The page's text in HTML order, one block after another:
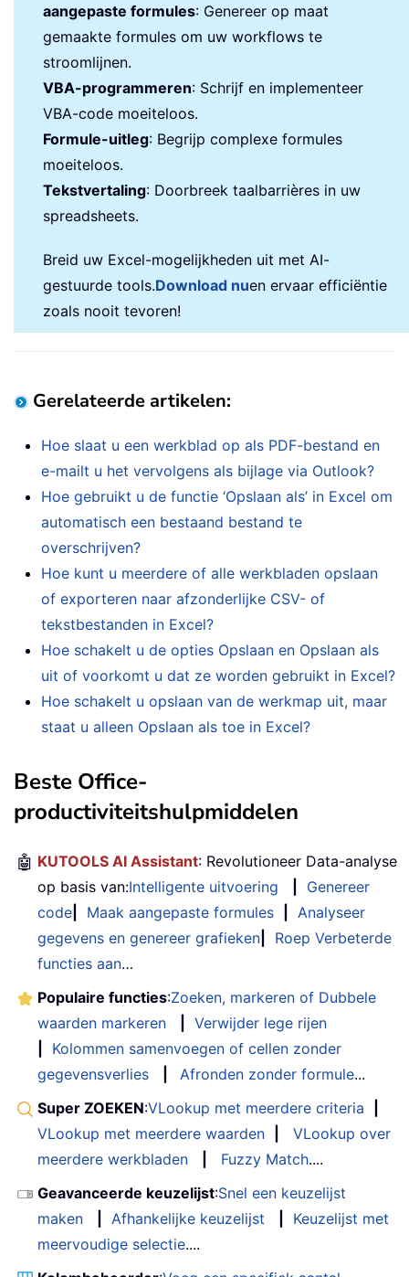
aangepaste formules: Genereer op maat
gemaakte formules om uw workflows te
stroomlijnen.
VBA-programmeren: Schrijf en implementeer
VBA-code moeiteloos.
Formule-uitleg: Begrijp complexe formules
moeiteloos.
Tekstvertaling: Doorbreek taalbarrières in uw
spreadsheets.
Breid uw Excel-mogelijkheden uit met AI-
gestuurde tools.Download nuen ervaar efficiëntie
zoals nooit tevoren!
Gerelateerde artikelen:
Hoe slaat u een werkblad op als PDF-bestand en
e-mailt u het vervolgens als bijlage via Outlook?
Hoe gebruikt u de functie ‘Opslaan als’ in Excel om
automatisch een bestaand bestand te
overschrijven?
Hoe kunt u meerdere of alle werkbladen opslaan
of exporteren naar afzonderlijke CSV- of
tekstbestanden in Excel?
Hoe schakelt u de opties Opslaan en Opslaan als
uit of voorkomt u dat ze worden gebruikt in Excel?
Hoe schakelt u opslaan van de werkmap uit, maar
staat u alleen Opslaan als toe in Excel?
Beste Office-
productiviteitshulpmiddelen
🤖 KUTOOLS AI Assistant: Revolutioneer Data-analyse
op basis van:Intelligente uitvoering
Genereer
code
Maak aangepaste formules
Analyseer
gegevens en genereer grafieken
Roep Verbeterde
functies aan…
Populaire functies:Zoeken, markeren of Dubbele
waarden markeren
Verwijder lege rijen
Kolommen samenvoegen of cellen zonder
gegevensverlies
Afronden zonder formule...
Super ZOEKEN:VLookup met meerdere criteria
VLookup met meerdere waarden
VLookup over
meerdere werkbladen
Fuzzy Match....
Geavanceerde keuzelijst:Snel een keuzelijst
maken
Afhankelijke keuzelijst
Keuzelijst met
meervoudige selectie....